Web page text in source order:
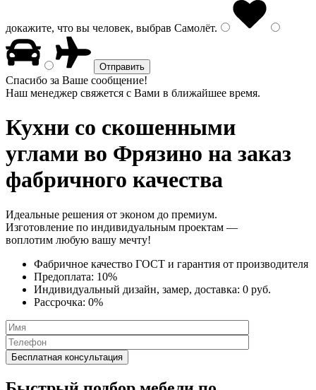
докажите, что вы человек, выбрав Самолёт.
Спасибо за Ваше сообщение!
Наш менеджер свяжется с Вами в ближайшее время.
Кухни со скошенными
углами во Фрязино на заказ
фабричного качества
Идеальные решения от эконом до премиум.
Изготовление по индивидуальным проектам —
воплотим любую вашу мечту!
Фабричное качество ГОСТ и гарантия от производителя
Предоплата: 10%
Индивидуальный дизайн, замер, доставка: 0 руб.
Рассрочка: 0%